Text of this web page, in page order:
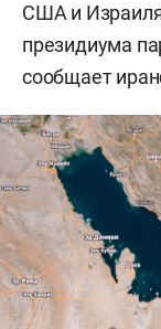
США и
президиума
сообщает